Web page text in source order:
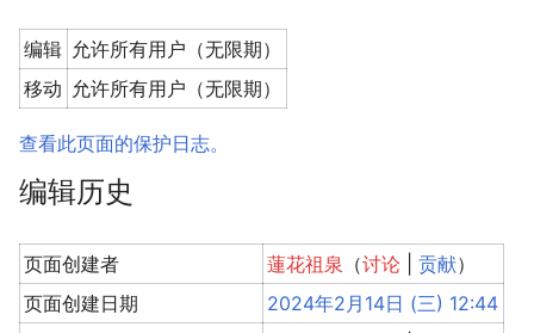
编辑 允许所有用户（无限期）
移动 允许所有用户（无限期）
查看此页面的保护日志。
编辑历史
页面创建者 蓮花祖泉 （讨论 |贡献）
页面创建日期
2024年2月14日 (三) 12:44